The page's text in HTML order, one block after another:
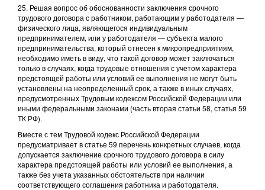
25. Решая вопрос об обоснованности заключения срочного
трудового договора с работником, работающим у работодателя —
физического лица, являющегося индивидуальным
предпринимателем, или у работодателя — субъекта малого
предпринимательства, который отнесен к микропредприятиям,
необходимо иметь в виду, что такой договор может заключаться
только в случаях, когда трудовые отношения с учетом характера
предстоящей работы или условий ее выполнения не могут быть
установлены на неопределенный срок, а также в иных случаях,
предусмотренных Трудовым кодексом Российской Федерации или
иными федеральными законами (часть вторая статьи 58, статья 59
ТК РФ).
Вместе с тем Трудовой кодекс Российской Федерации
предусматривает в статье 59 перечень конкретных случаев, когда
допускается заключение срочного трудового договора в силу
характера предстоящей работы или условий ее выполнения, а
также без учета указанных обстоятельств при наличии
соответствующего соглашения работника и работодателя.